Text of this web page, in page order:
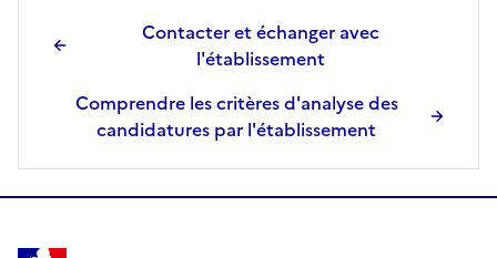
o
s
é
l
e
c
Contacter et échanger avec
l'établissement
Comprendre les critères d'analyse des
candidatures par l'établissement